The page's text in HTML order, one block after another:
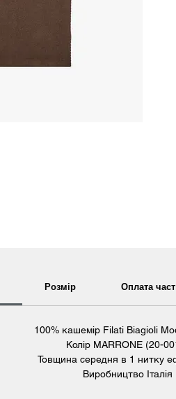
Розмір Оплата
100% кашемір Filati Biagioli
Колір MARRONE (20-
Товщина середня в 1 нитку
Виробництво Італія